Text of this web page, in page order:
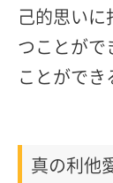
己的思い
つことが
ことができ
真の利他